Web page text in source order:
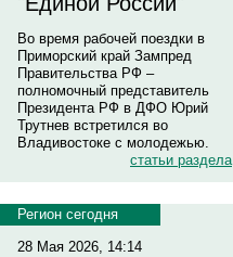
Во время рабочей поездки в
Приморский край Зампред
Правительства РФ –
полномочный представитель
Президента РФ в ДФО Юрий
Трутнев встретился во
Владивостоке с молодежью.
статьи раздела
Регион сегодня
28 Мая 2026, 14:14